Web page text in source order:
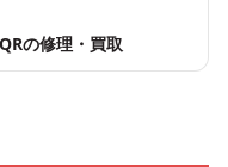
の修理・買取